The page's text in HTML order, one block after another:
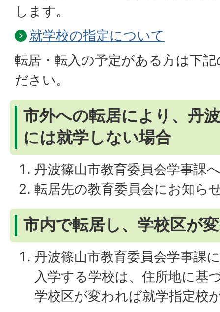
します。
就学校の指定について
転居・転入の予定がある方は下
ださい。
市外への転居により、丹
には就学しない場合
丹波篠山市教育委員会学事課
転居先の教育委員会にお知ら
市内で転居し、学校区が
丹波篠山市教育委員会学事課
入学する学校は、住所地に基
学校区が変われば就学指定校